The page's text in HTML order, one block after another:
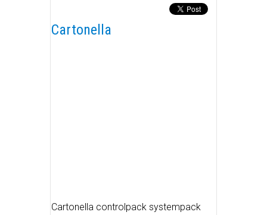
Cartonella
Cartonella controlpack systempack